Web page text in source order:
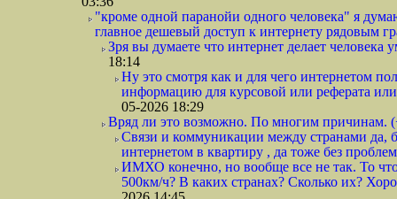
"кроме одной паранойи одного человека" я
главное дешевый доступ к интернету рядовым
Зря вы думаете что интернет делает
18:14
Ну это смотря как и для чего интернетом
информацию для курсовой или реферата
05-2026 18:29
Вряд ли это возможно. По многим причинам.
Связи и коммуникации между странами да,
интернетом в квартиру , да тоже без
ИМХО конечно, но вообще все не так. То
500км/ч? В каких странах? Сколько их?